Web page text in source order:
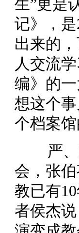
生”更是
记》，
出来的
人交流
编》的
想这个
个档案
严
会，张
教已有
者侯杰